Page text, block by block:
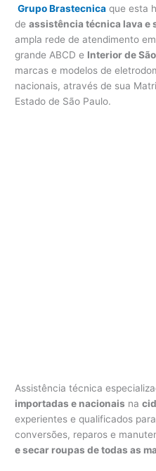
Grupo Brastecnica que esta
deassistência técnica lava e
ampla rede de atendimento
grande ABCD e Interior de
marcas e modelos de
nacionais, através de sua
Estado de São Paulo.
Assistência técnica
importadas e nacionais na
experientes e qualificados
conversões, reparos e
e secar roupas de todas as